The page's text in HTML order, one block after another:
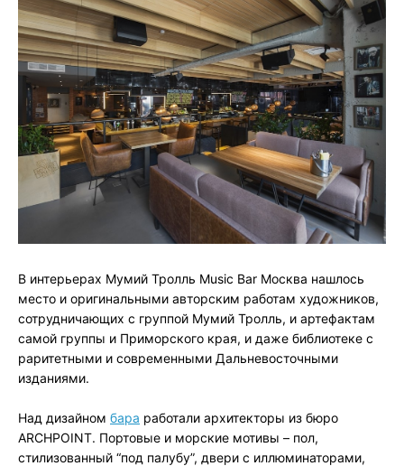
В интерьерах Мумий Тролль Music Bar Москва нашлось
место и оригинальными авторским работам художников,
сотрудничающих с группой Мумий Тролль, и артефактам
самой группы и Приморского края, и даже библиотеке с
раритетными и современными Дальневосточными
изданиями.
Над дизайном бара работали архитекторы из бюро
ARCHPOINT. Портовые и морские мотивы – пол,
стилизованный “под палубу”, двери с иллюминаторами,